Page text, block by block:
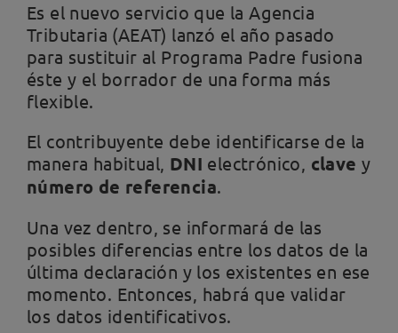
Es el nuevo servicio que la Agencia
Tributaria (AEAT) lanzó el año pasado
para sustituir al Programa Padre fusiona
éste y el borrador de una forma más
flexible.
El contribuyente debe identificarse de la
manera habitual, DNI electrónico, clave y
número de referencia.
Una vez dentro, se informará de las
posibles diferencias entre los datos de la
última declaración y los existentes en ese
momento. Entonces, habrá que validar
los datos identificativos.